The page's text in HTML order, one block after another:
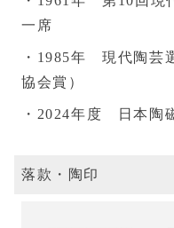
一席
1985年 現代陶芸
協会賞）
2024年度 日本陶
落款・陶印